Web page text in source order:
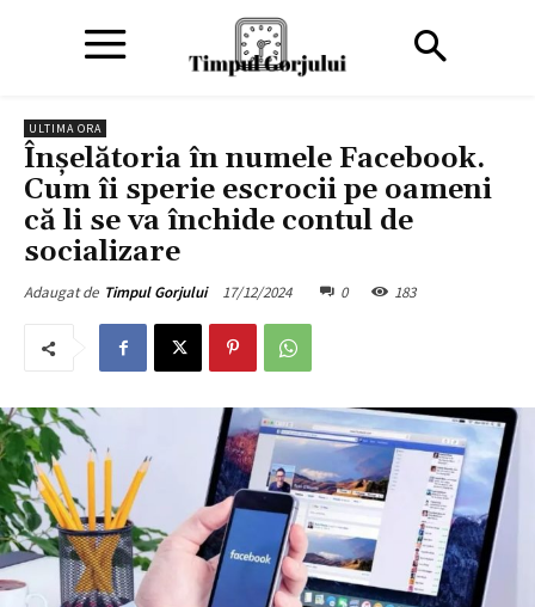
ULTIMA ORA
Înșelătoria în numele Facebook.
Cum îi sperie escrocii pe oameni
că li se va închide contul de
socializare
Adaugat de Timpul Gorjului 17/12/2024 0 183